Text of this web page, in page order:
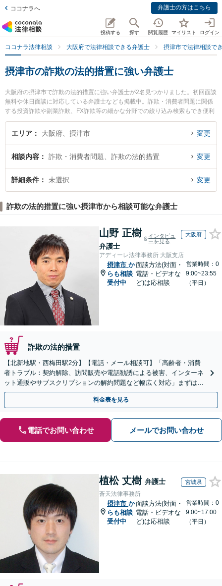
ココナラへ 弁護士の方はこちら
投稿する 探す 閲覧履歴 マイリスト ログイン
ココナラ法律相談 大阪府で法律相談できる弁護士 摂津市で法律相談で
摂津市の詐欺の法的措置に強い弁護士
大阪府の摂津市で詐欺の法的措置に強い弁護士が2名見つかりました。初回面談
無料や休日面談に対応している弁護士なども掲載中。詐欺・消費者問題に関係
する投資詐欺や副業詐欺、FX詐欺等の細かな分野での絞り込み検索もでき便利
です。特に大阪北摂法律事務所の磯野 真弁護士や摂津法律事務所の関谷 俊宏弁
護士のプロフィール情報や弁護士費用、強みなどが注目されています。『摂津
たい』『初回相談無料で詐欺の法的措置を法律相談できる摂津市内の弁護士に
相談予約したい』などでお困りの相談者さんにおすすめです。
エリア 大阪府、摂津市 変更
相談内容 詐欺・消費者問題、詐欺の法的措置 変更
詳細条件 未選択 変更
詐欺の法的措置に強い摂津市から相談可能な弁護士
山野 正樹
弁護士
インタビュ
ーを見る
大阪府
アディーレ法律事務所 大阪支店
摂津市 か
らも相談
受付中
面談方法(対面・
電話・ビデオな
ど)は応相談
営業時間：0
9:00~23:55
（平日）
詐欺の法的措置
【北新地駅・西梅田駅2分】【電話・メール相談可】「高齢者・消費
者トラブル：契約解除、訪問販売や電話勧誘による被害、インターネ
ット通販やサブスクリプションの解約問題など幅広く対応」まずは一
度ご相談ください【休日・夜間相談可】
料金表を見る
電話でお問い合わせ メールでお問い合わせ
植松 丈樹 弁護士 宮城県
蒼天法律事務所
摂津市 か
らも相談
受付中
面談方法(対面・
電話・ビデオな
ど)は応相談
営業時間：0
9:00~17:00
（平日）